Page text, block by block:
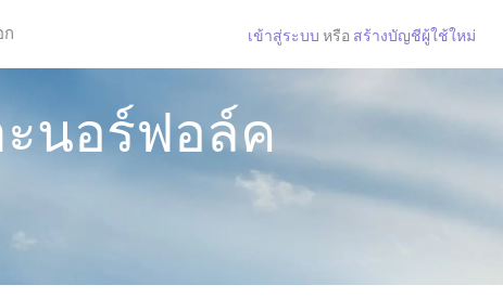
ก เข้าสู่ระบบ หรือ สร้างบัญชีผู้ใช้ใหม่
ะนอร์ฟอล์ค